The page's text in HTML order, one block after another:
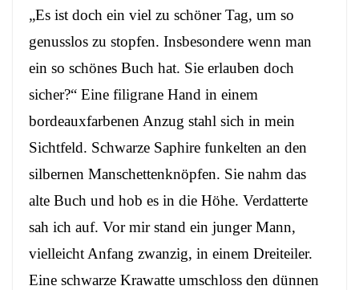
„Es ist doch ein viel zu schöner Tag, um so
genusslos zu stopfen. Insbesondere wenn man
ein so schönes Buch hat. Sie erlauben doch
sicher?“ Eine filigrane Hand in einem
bordeauxfarbenen Anzug stahl sich in mein
Sichtfeld. Schwarze Saphire funkelten an den
silbernen Manschettenknöpfen. Sie nahm das
alte Buch und hob es in die Höhe. Verdatterte
sah ich auf. Vor mir stand ein junger Mann,
vielleicht Anfang zwanzig, in einem Dreiteiler.
Eine schwarze Krawatte umschloss den dünnen